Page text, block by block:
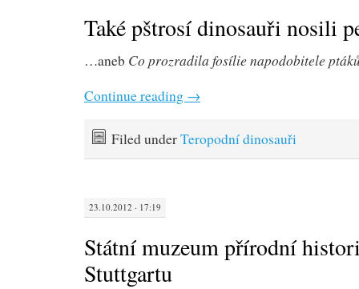
Také pštrosí dinosauři nosili
…aneb Co prozradila fosílie napodobitele
Continue reading →
Filed underTeropodní dinosauři
23.10.2012 · 17:19
Státní muzeum přírodní
Stuttgartu